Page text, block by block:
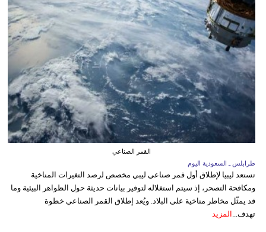
القمر الصناعي
طرابلس ـ السعودية اليوم
تستعد ليبيا لإطلاق أول قمر صناعي ليبي مخصص لرصد التغيرات المناخية
ومكافحة التصحر، إذ سيتم استغلاله لتوفير بيانات حديثة حول الظواهر البيئية وما
قد يمثّل مخاطر مناخية على البلاد. ويُعد إطلاق القمر الصناعي خطوة
تهدف... المزيد